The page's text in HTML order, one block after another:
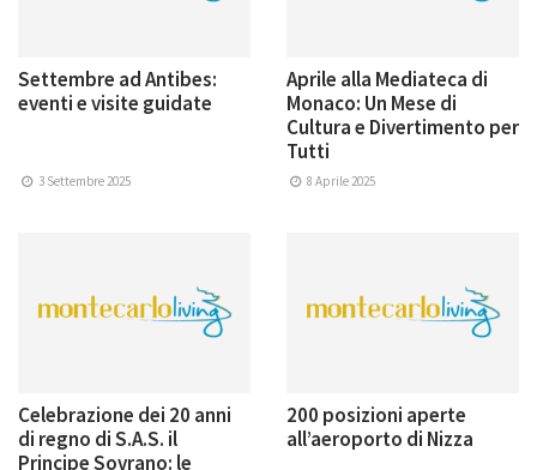
Settembre ad Antibes:
eventi e visite guidate
3 Settembre 2025
Aprile alla Mediateca di
Monaco: Un Mese di
Cultura e Divertimento per
Tutti
8 Aprile 2025
Celebrazione dei 20 anni
di regno di S.A.S. il
Principe Sovrano: le
200 posizioni aperte
all’aeroporto di Nizza